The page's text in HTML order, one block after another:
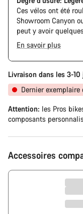
Ces vélos ont été
Showroom Canyon
peut y avoir
chaine. De plus, le
rayures ou des
composants sont
En savoir plus
Livraison dans les 3-
Dernier exemplaire
Attention: les Pros
composants
Accessoires